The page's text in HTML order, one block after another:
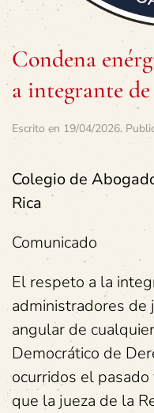
Condena
a integrante
Escrito en 19/04/2026.
Colegio de
Rica
Comunicado
El respeto a la
administradores de
angular de
Democrático de
ocurridos el
que la jueza de la